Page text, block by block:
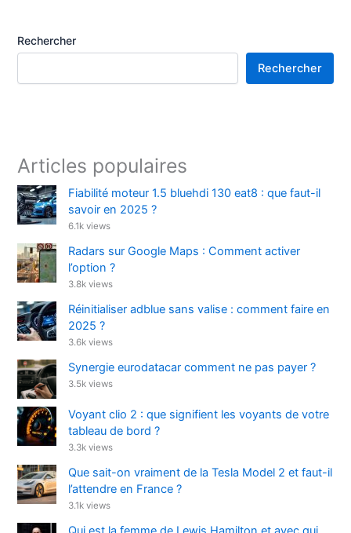
Rechercher
Rechercher
Articles populaires
Fiabilité moteur 1.5 bluehdi 130 eat8 : que faut-il
savoir en 2025 ?
6.1k views
Radars sur Google Maps : Comment activer
l’option ?
3.8k views
Réinitialiser adblue sans valise : comment faire en
2025 ?
3.6k views
Synergie eurodatacar comment ne pas payer ?
3.5k views
Voyant clio 2 : que signifient les voyants de votre
tableau de bord ?
3.3k views
Que sait-on vraiment de la Tesla Model 2 et faut-il
l’attendre en France ?
3.1k views